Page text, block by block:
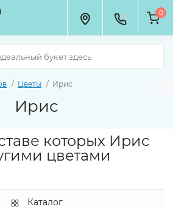
0
Цветы Ирис
Ирис
которых Ирис
цветами
Каталог